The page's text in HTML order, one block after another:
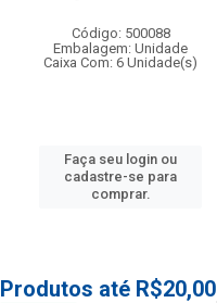
Código: 500088
Embalagem: Unidade
Caixa Com: 6 Unidade(s)
Faça seu login ou
cadastre-se para
comprar.
Produtos até R$20,00